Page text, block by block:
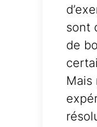
sont
de
Mais